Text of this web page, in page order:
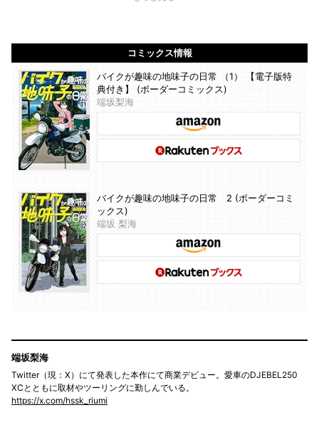
コミックス情報
バイクが趣味の地味子の日常 （1） 【電子版特
典付き】 (ボーダーコミックス)
端坂梨海
バイクが趣味の地味子の日常 2 (ボーダーコミ
ックス)
端坂 梨海
端坂梨海
Twitter（現：X）にて発表した本作にて商業デビュー。愛車のDJEBEL250
XCとともに取材やツーリングに勤しんでいる。
https://x.com/hssk_riumi